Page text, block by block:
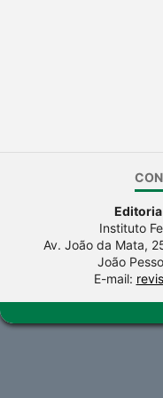
Instituto
Av. João da Mata,
João
E-mail: